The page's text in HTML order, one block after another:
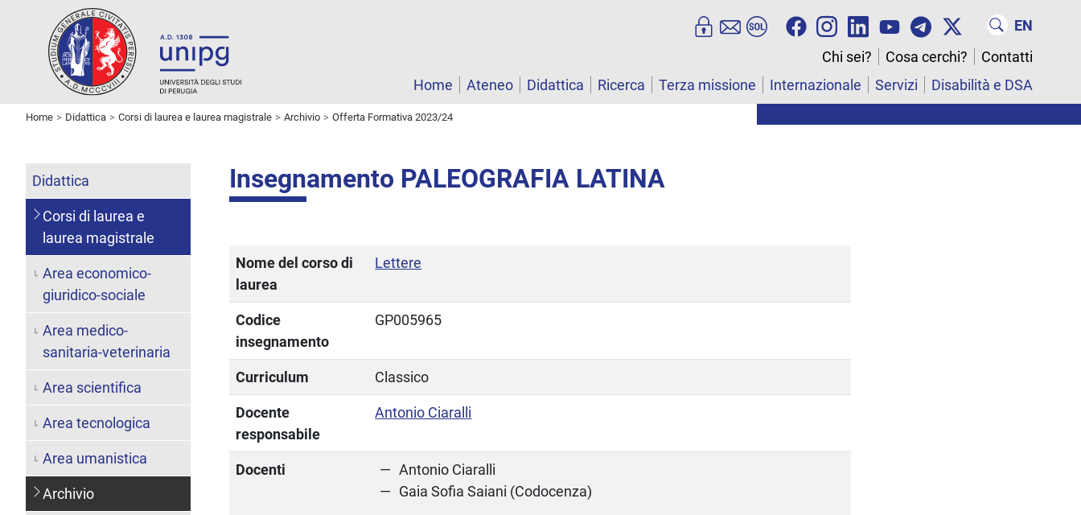
EN
Chi sei?
Cosa cerchi?
Contatti
Home
Ateneo Didattica Ricerca Terza missione Internazionale Servizi Disabilità e DSA
Home Didattica Corsi di laurea e laurea magistrale Archivio Offerta Formativa 2023/24
Insegnamento PALEOGRAFIA LATINA
Nome del corso di
laurea
Lettere
Codice
insegnamento
GP005965
Curriculum Classico
Docente
responsabile
Antonio Ciaralli
Docenti
Antonio Ciaralli
Gaia Sofia Saiani (Codocenza)
Didattica
Corsi di laurea e
laurea magistrale
Area economico-
giuridico-sociale
Area medico-
sanitaria-veterinaria
Area scientifica
Area tecnologica
Area umanistica
Archivio